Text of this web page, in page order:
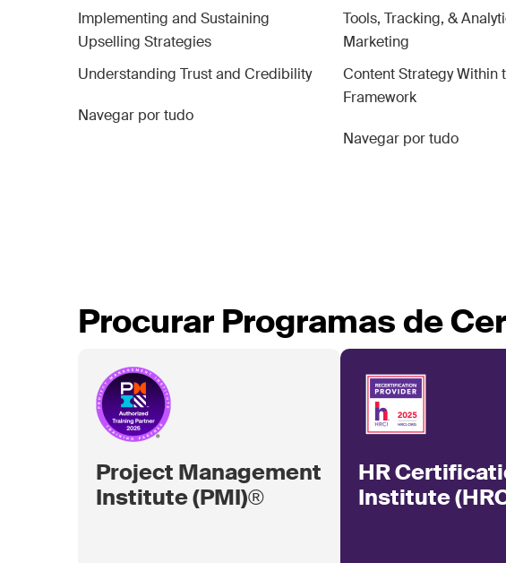
Implementing and Sustaining
Upselling Strategies
Understanding Trust and Credibility
Navegar por tudo
Tools, Tracking, &
Marketing
Content Strategy Within
Framework
Navegar por tudo
Procurar Programas de
Project Management
Institute (PMI)®
HR
Institute